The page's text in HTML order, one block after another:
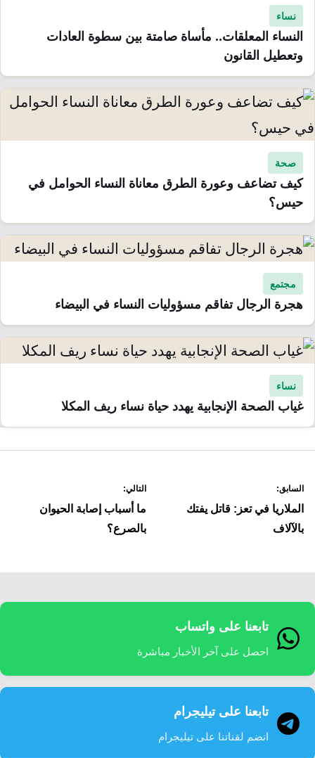
نساء
النساء المعلقات.. مأساة صامتة بين سطوة العادات
وتعطيل القانون
صحة
كيف تضاعف وعورة الطرق معاناة النساء الحوامل في
حيس؟
مجتمع
هجرة الرجال تفاقم مسؤوليات النساء في البيضاء
نساء
غياب الصحة الإنجابية يهدد حياة نساء ريف المكلا
المقالات
السابق:
الملاريا في تعز: قاتل يفتك
بالآلاف
التالي:
ما أسباب إصابة الحيوان
بالصرع؟
تابعنا على واتساب
احصل على آخر الأخبار مباشرة
تابعنا على تيليجرام
انضم لقناتنا على تيليجرام